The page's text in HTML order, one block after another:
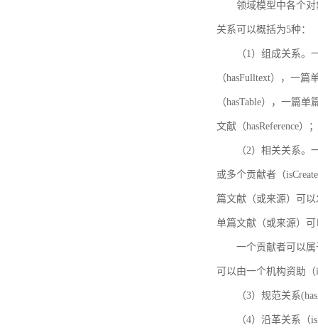
领域模型中各个
关系可以概括为5种：
（1）组成关系
（hasFulltext），一
（hasTable），一篇
文献（hasReference）；
（2）相关关系
或多个贡献者（
篇文献（或来源）可
单篇文献（或来源）可
一个贡献者可以
可以由一个机构资助（
（3）规范关系
（4）沿革关系